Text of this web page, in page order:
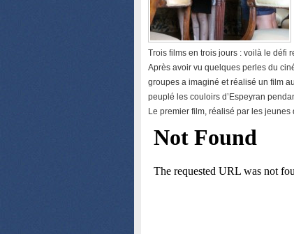
Trois films en trois jours : voilà le défi
Après avoir vu quelques perles du
groupes a imaginé et réalisé un film
peuplé les couloirs d’Espeyran
Le premier film, réalisé par les